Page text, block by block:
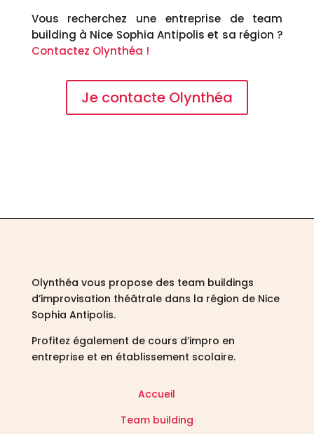
Vous recherchez une entreprise de team
building à Nice Sophia Antipolis et sa région ?
Contactez Olynthéa !
Je contacte Olynthéa
Olynthéa vous propose des team buildings
d’improvisation théâtrale dans la région de Nice
Sophia Antipolis.
Profitez également de cours d’impro en
entreprise et en établissement scolaire.
Accueil
Team building